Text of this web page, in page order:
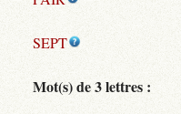
SEPT
Mot(s) de 3 lettres :